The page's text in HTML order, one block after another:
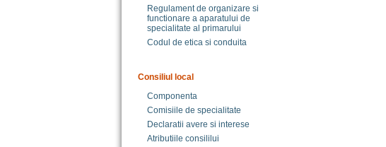
Regulament de organizare si
functionare a aparatului de
specialitate al primarului
Codul de etica si conduita
Consiliul local
Componenta
Comisiile de specialitate
Declaratii avere si interese
Atributiile consililui